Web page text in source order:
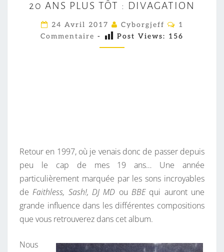
0
A
N
S
:
I
V
A
G
20 ANS PLUS TÔT : DIVAGATION
24 Avril 2017 Cyborgjeff
C
M
1
Commentaire - Post Views: 156
Retour en 1997, où je venais donc de passer depuis
peu le cap de mes 19 ans… Une année
particulièrement marquée par les sons incroyables
deFaithless, Sash!, DJ MD ouBBEqui auront une
grande influence dans les différentes compositions
que vous retrouverez dans cet album.
Nous